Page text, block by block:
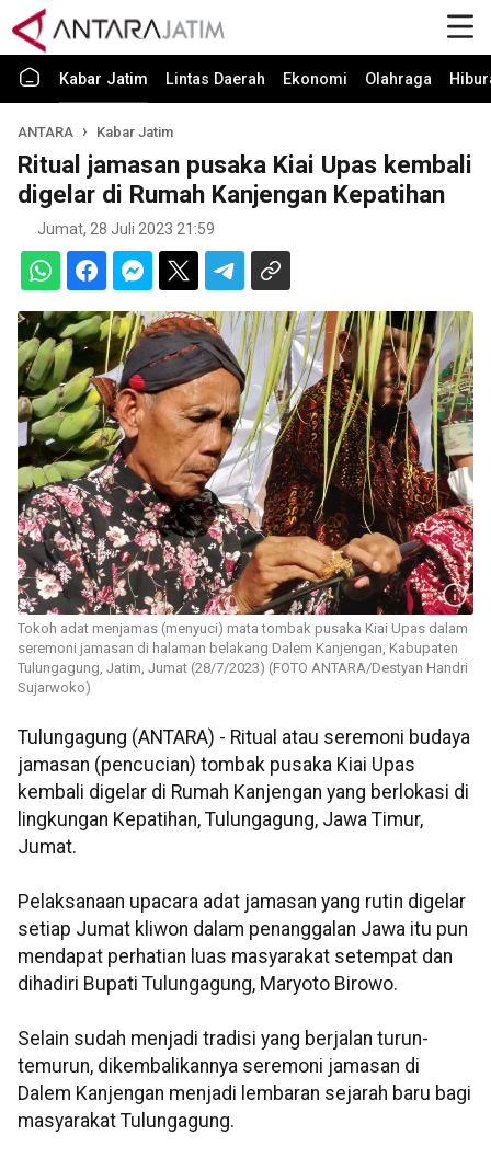
Kabar Jatim Lintas Daerah Ekonomi Olahraga
ANTARA Kabar Jatim
Ritual jamasan pusaka Kiai Upas kembali
digelar di Rumah Kanjengan Kepatihan
Jumat, 28 Juli 2023 21:59
Tokoh adat menjamas (menyuci) mata tombak pusaka Kiai Upas dalam
seremoni jamasan di halaman belakang Dalem Kanjengan, Kabupaten
Tulungagung, Jatim, Jumat (28/7/2023) (FOTO ANTARA/Destyan Handri
Sujarwoko)
Tulungagung (ANTARA) - Ritual atau seremoni budaya
jamasan (pencucian) tombak pusaka Kiai Upas
kembali digelar di Rumah Kanjengan yang berlokasi di
lingkungan Kepatihan, Tulungagung, Jawa Timur,
Jumat.
Pelaksanaan upacara adat jamasan yang rutin digelar
setiap Jumat kliwon dalam penanggalan Jawa itu pun
mendapat perhatian luas masyarakat setempat dan
dihadiri Bupati Tulungagung, Maryoto Birowo.
Selain sudah menjadi tradisi yang berjalan turun-
temurun, dikembalikannya seremoni jamasan di
Dalem Kanjengan menjadi lembaran sejarah baru bagi
masyarakat Tulungagung.